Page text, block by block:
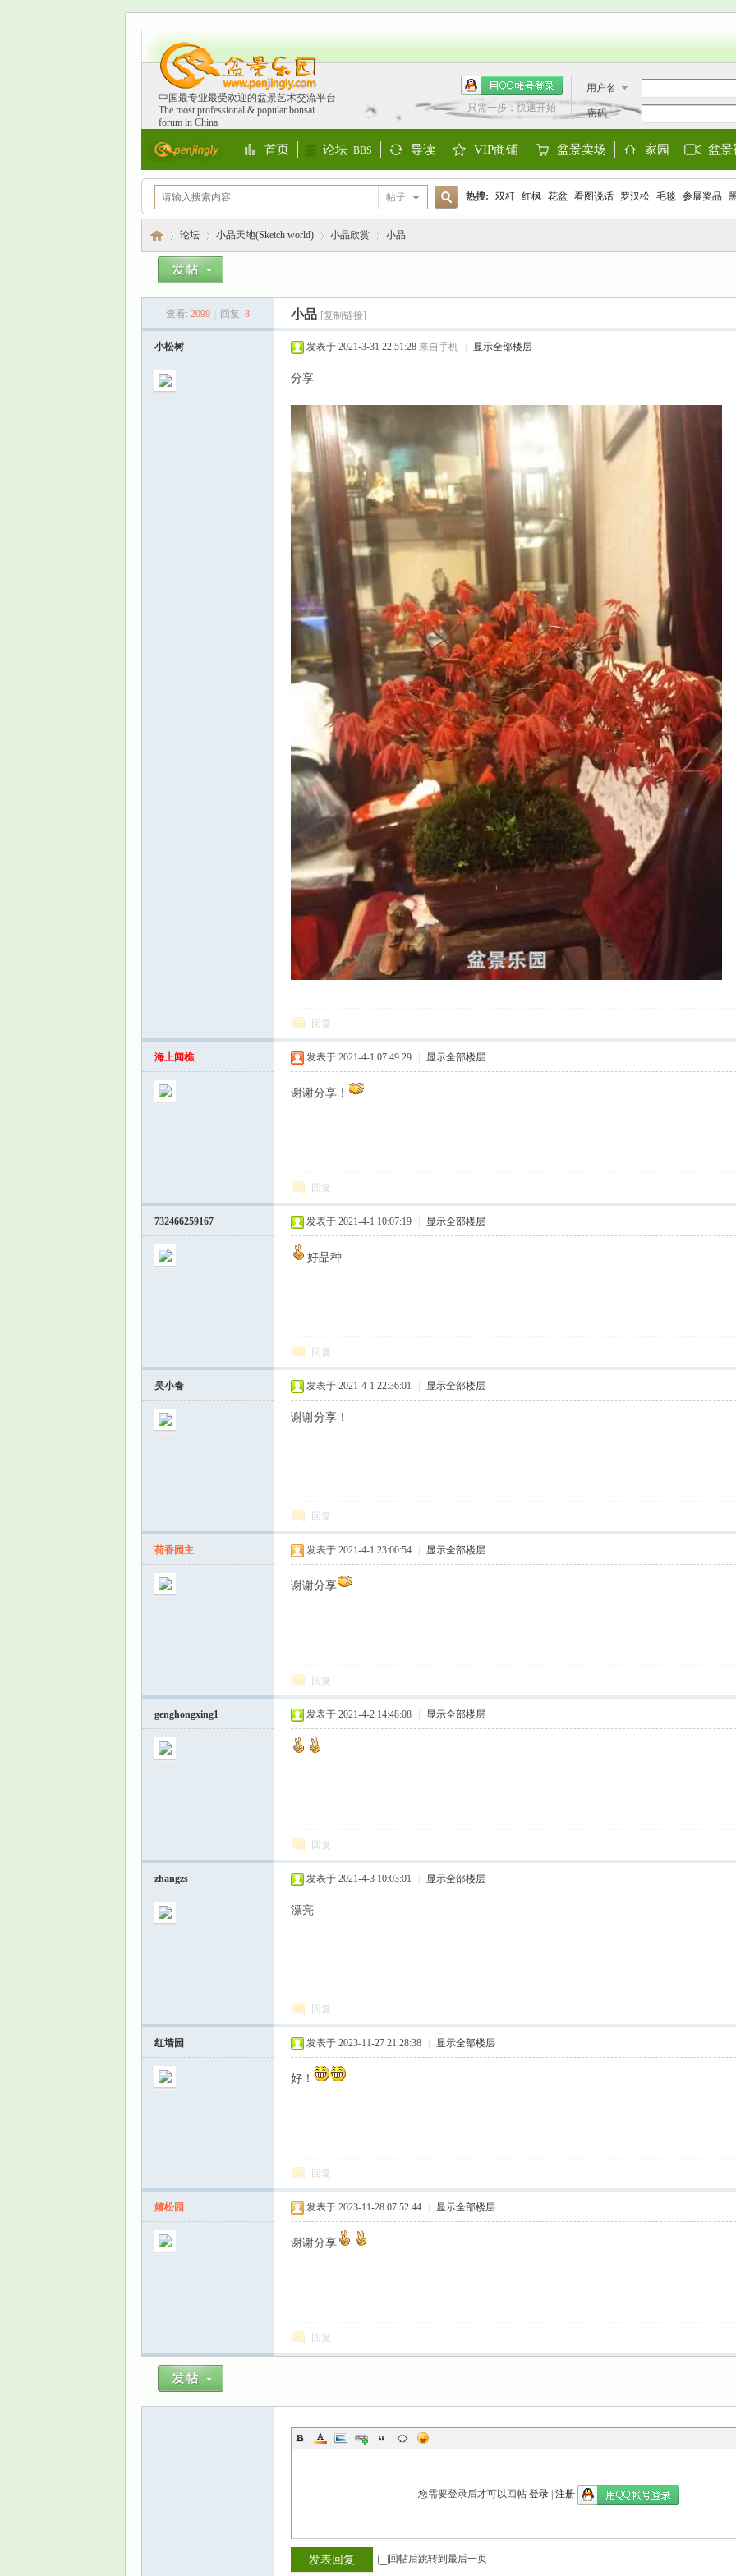
中国最专业最受欢迎的盆景艺术交流平台
The most professional & popular bonsai
forum in China
用户名
密码
只需一步，快速开始
首页 论坛 BBS 导读 VIP商铺 盆景卖场 家园 盆景
帖子
搜
热搜: 双杆 红枫 花盆 看图说话 罗汉松 毛毯 参展奖品
论坛 小品天地(Sketch world)
›
小品欣赏 小品
查看: 2099 回复: 8 小品 [复制链接]
小松树 发表于 2021-3-31 22:51:28 来自手机 显示全部楼层
分享
回复
海上闻樵 发表于 2021-4-1 07:49:29 显示全部楼层
谢谢分享！
回复
732466259167 发表于 2021-4-1 10:07:19 显示全部楼层
好品种
回复
吴小春 发表于 2021-4-1 22:36:01 显示全部楼层
谢谢分享！
回复
荷香园主 发表于 2021-4-1 23:00:54 显示全部楼层
谢谢分享
回复
genghongxing1 发表于 2021-4-2 14:48:08 显示全部楼层
回复
zhangzs 发表于 2021-4-3 10:03:01 显示全部楼层
漂亮
回复
红墙园 发表于 2023-11-27 21:28:38 显示全部楼层
好！
回复
嬉松园 发表于 2023-11-28 07:52:44 显示全部楼层
谢谢分享
回复
您需要登录后才可以回帖 登录| 注册
发表回复 回帖后跳转到最后一页